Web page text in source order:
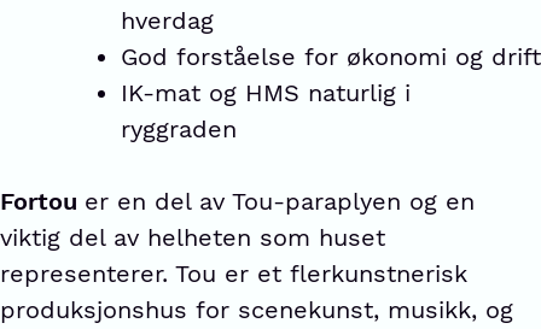
hverdag
God forståelse for økonomi og drift
IK-mat og HMS naturlig i
ryggraden
Fortou er en del av Tou-paraplyen og en
viktig del av helheten som huset
representerer. Tou er et flerkunstnerisk
produksjonshus for scenekunst, musikk, og